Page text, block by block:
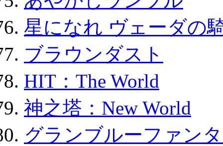
星になれ ヴェーダの
ブラウンダスト
HIT：The World
神之塔：New World
グランブルーファン